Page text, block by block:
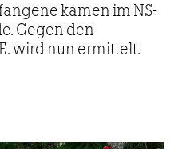
kamen im NS-
Gegen den
wird nun ermittelt.